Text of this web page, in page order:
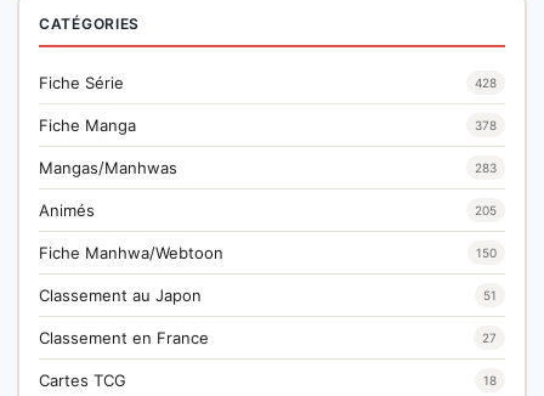
CATÉGORIES
Fiche Série 428
Fiche Manga 378
Mangas/Manhwas 283
Animés 205
Fiche Manhwa/Webtoon 150
Classement au Japon 51
Classement en France 27
Cartes TCG 18